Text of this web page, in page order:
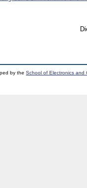
by theSchool of Electronics and